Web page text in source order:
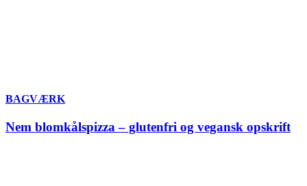
BAGVÆRK
Nem blomkålspizza – glutenfri og vegansk opskrift